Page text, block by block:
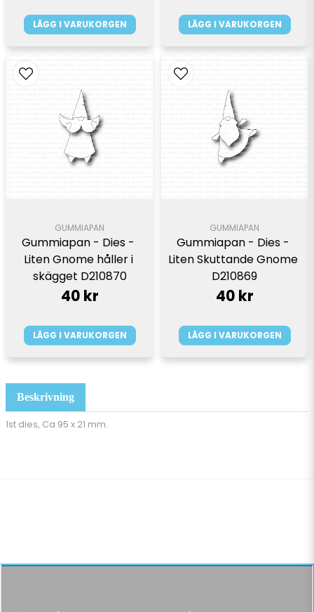
Beskrivning
1st dies, Ca 95 x 21 mm.
LÄGG I VARUKORGEN LÄGG I VARUKORGEN
GUMMIAPAN
Gummiapan - Dies -
Liten Gnome håller i
skägget D210870
40 kr
LÄGG I VARUKORGEN
GUMMIAPAN
Gummiapan - Dies -
Liten Skuttande Gnome
D210869
40 kr
LÄGG I VARUKORGEN